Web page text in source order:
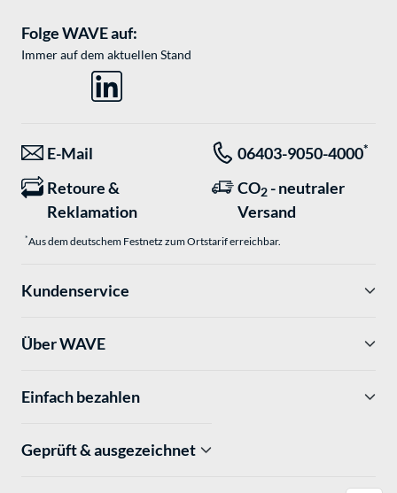
Folge WAVE auf:
Immer auf dem aktuellen Stand
E-Mail 06403-9050-4000*
Retoure &
Reklamation
CO2 - neutraler
Versand
*Aus dem deutschem Festnetz zum Ortstarif erreichbar.
Kundenservice
Über WAVE
Einfach bezahlen
Geprüft & ausgezeichnet